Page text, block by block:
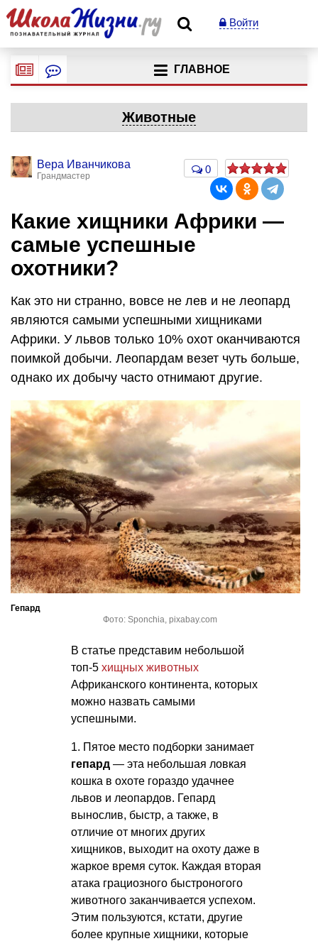
Войти
ГЛАВНОЕ
Животные
Вера Иванчикова
Грандмастер
0
Какие хищники Африки —
самые успешные
охотники?
Как это ни странно, вовсе не лев и не леопард
являются самыми успешными хищниками
Африки. У львов только 10% охот оканчиваются
поимкой добычи. Леопардам везет чуть больше,
однако их добычу часто отнимают другие.
Гепард
Фото: Sponchia, pixabay.com
В статье представим небольшой
топ-5 хищных животных
Африканского континента, которых
можно назвать самыми
успешными.
1. Пятое место подборки занимает
гепард — эта небольшая ловкая
кошка в охоте гораздо удачнее
львов и леопардов. Гепард
вынослив, быстр, а также, в
отличие от многих других
хищников, выходит на охоту даже в
жаркое время суток. Каждая вторая
атака грациозного быстроногого
животного заканчивается успехом.
Этим пользуются, кстати, другие
более крупные хищники, которые